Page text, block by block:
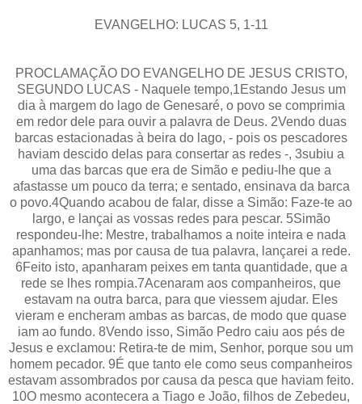
EVANGELHO: LUCAS 5, 1-11
PROCLAMAÇÃO DO EVANGELHO DE JESUS CRISTO,
SEGUNDO LUCAS - Naquele tempo,1Estando Jesus um
dia à margem do lago de Genesaré, o povo se comprimia
em redor dele para ouvir a palavra de Deus. 2Vendo duas
barcas estacionadas à beira do lago, - pois os pescadores
haviam descido delas para consertar as redes -, 3subiu a
uma das barcas que era de Simão e pediu-lhe que a
afastasse um pouco da terra; e sentado, ensinava da barca
o povo.4Quando acabou de falar, disse a Simão: Faze-te ao
largo, e lançai as vossas redes para pescar. 5Simão
respondeu-lhe: Mestre, trabalhamos a noite inteira e nada
apanhamos; mas por causa de tua palavra, lançarei a rede.
6Feito isto, apanharam peixes em tanta quantidade, que a
rede se lhes rompia.7Acenaram aos companheiros, que
estavam na outra barca, para que viessem ajudar. Eles
vieram e encheram ambas as barcas, de modo que quase
iam ao fundo. 8Vendo isso, Simão Pedro caiu aos pés de
Jesus e exclamou: Retira-te de mim, Senhor, porque sou um
homem pecador. 9É que tanto ele como seus companheiros
estavam assombrados por causa da pesca que haviam feito.
10O mesmo acontecera a Tiago e João, filhos de Zebedeu,